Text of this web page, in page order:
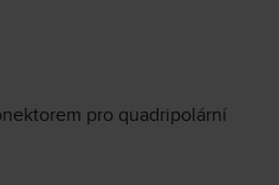
pro quadripolární